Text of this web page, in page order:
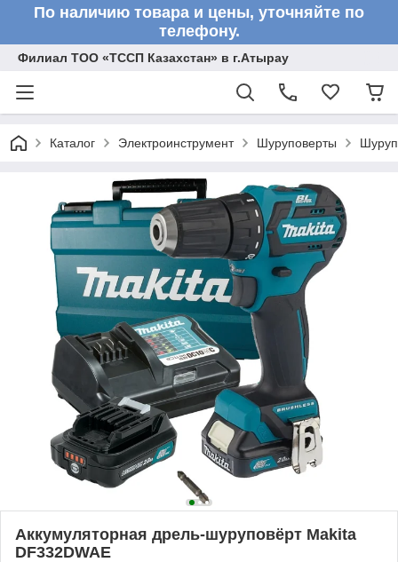
По наличию товара и цены, уточняйте по
телефону.
Филиал ТОО «ТССП Казахстан» в г.Атырау
Каталог Электроинструмент Шуруповерты
Аккумуляторная дрель-шуруповёрт Makita
DF332DWAE